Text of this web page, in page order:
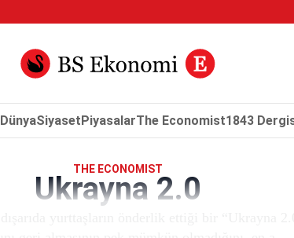
DünyaSiyasetPiyasalarThe Economist1843
THE ECONOMIST
Ukrayna 2.0